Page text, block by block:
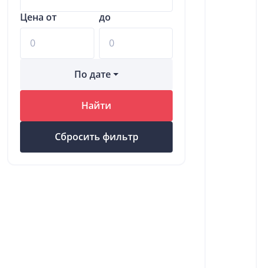
Цена от до
По дате
Найти
Сбросить фильтр